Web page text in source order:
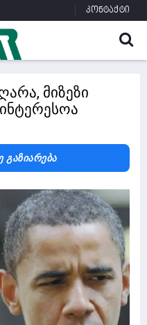
კონტაქტი
მიზეზი
Გაზიარება